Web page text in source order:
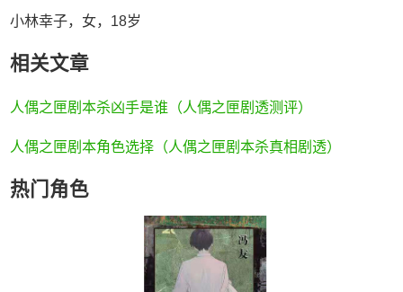
小林幸子，女，18岁
相关文章
人偶之匣剧本杀凶手是谁（人偶之匣剧透测评）
人偶之匣剧本角色选择（人偶之匣剧本杀真相剧透）
热门角色